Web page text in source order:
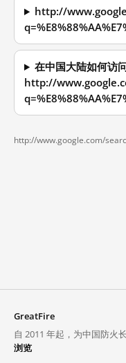
http://
在中国大陆如何访
http://
http://www.google.com/
GreatFire
自 2011 年起，为中国防火
浏览